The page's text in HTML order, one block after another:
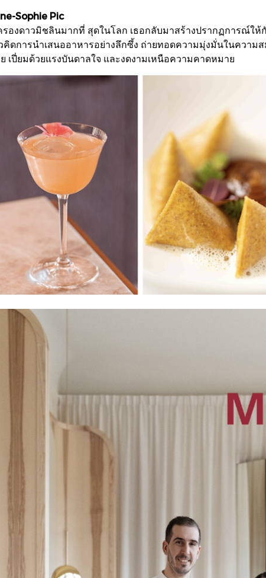
Sophie Pic
องดาวมิชลินมากที่ สุดในโลก เธอกลับมาสร้างปรากฏการณ์ให้
ดการนำเสนออาหารอย่างลึกซึ้ง ถ่ายทอดความมุ่งมั่นในคว
เปี่ยมด้วยแรงบันดาลใจ และงดงามเหนือความคาดหมาย